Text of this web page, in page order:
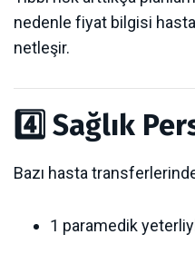
nedenle fiyat bilgisi
netleşir.
4️⃣ Sağlık
Bazı hasta
1 paramedik